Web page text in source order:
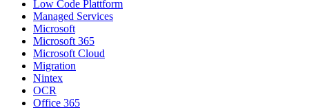
Low Code Plattform
Managed Services
Microsoft
Microsoft 365
Microsoft Cloud
Migration
Nintex
OCR
Office 365